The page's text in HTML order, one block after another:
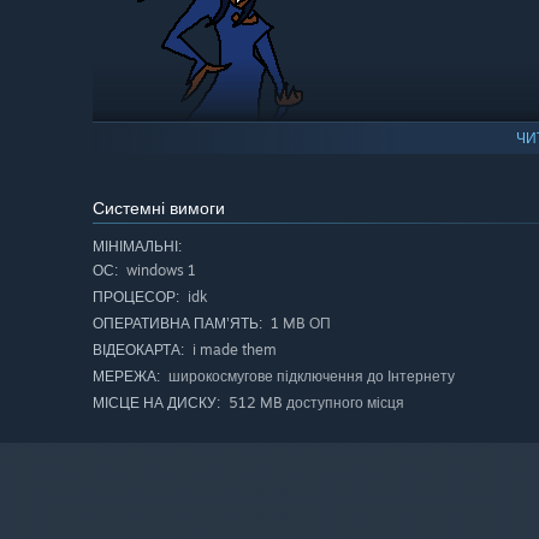
In a moment of weakness, the moon captivated her with
moves, and use her hover ability to declare yourself
• TRAVIS - THE HONEST FELLA:
Системні вимоги
МІНІМАЛЬНІ:
ОС: windows 1
ПРОЦЕСОР: idk
ОПЕРАТИВНА ПАМ’ЯТЬ: 1 MB ОП
ВІДЕОКАРТА: i made them
МЕРЕЖА: широкосмугове підключення до Інтернету
МІСЦЕ НА ДИСКУ: 512 MB доступного місця